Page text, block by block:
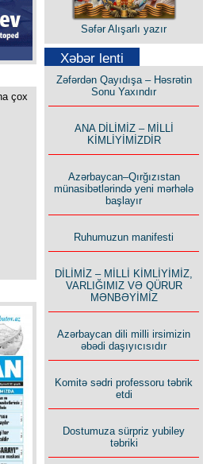
çox
Səfər Alışarlı yazır
Uzun yolun Yolçusu
Bu yolda mən varam!
İlham İsmayıl yazır:
Rusiyanın süqutunu qaçılmaz
Xəbər lenti
Zəfərdən Qayıdışa – Həsrətin
Sonu Yaxındır
ANA DİLİMİZ – MİLLİ
KİMLİYİMİZDİR
Azərbaycan–Qırğızıstan
münasibətlərində yeni mərhələ
başlayır
Ruhumuzun manifesti
DİLİMİZ – MİLLİ KİMLİYİMİZ,
VARLIĞIMIZ VƏ QÜRUR
MƏNBƏYİMİZ
Azərbaycan dili milli irsimizin
əbədi daşıyıcısıdır
Komitə sədri professoru təbrik
etdi
Dostumuza sürpriz yubiley
təbriki